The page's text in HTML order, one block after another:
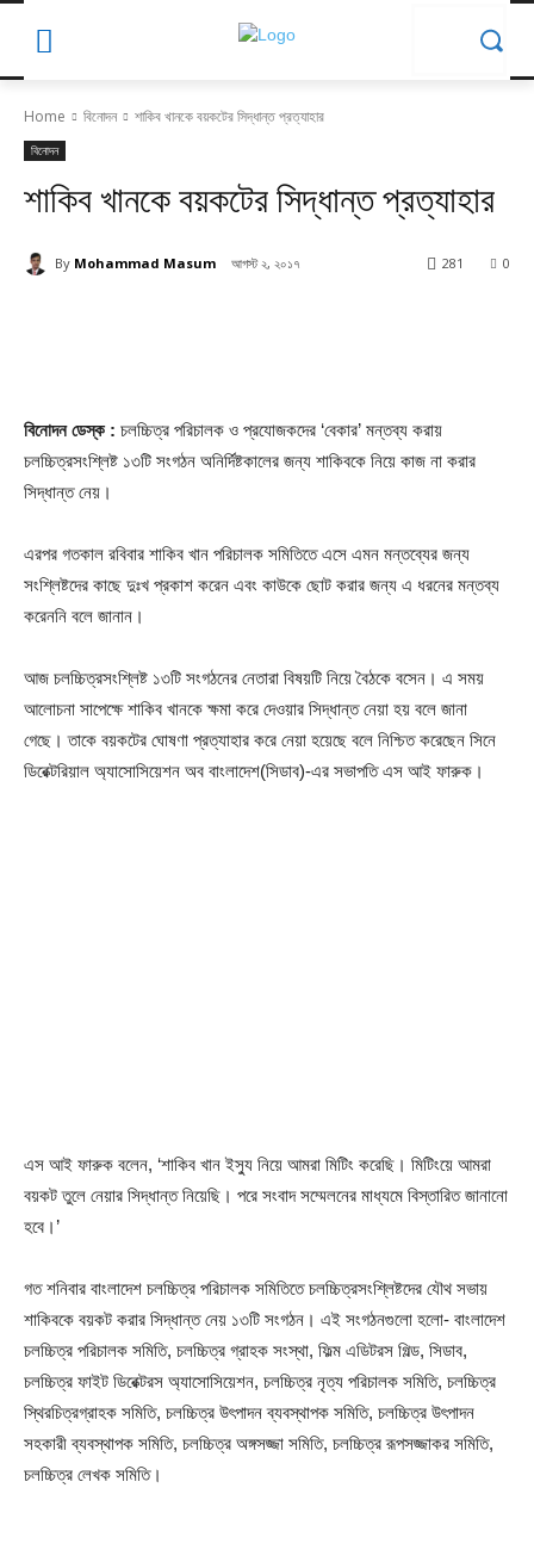
Home বিনোদন শাকিব খানকে বয়কটের সিদ্ধান্ত প্রত্যাহার
বিনোদন
শাকিব খানকে বয়কটের সিদ্ধান্ত প্রত্যাহার
By Mohammad Masum আগস্ট ২, ২০১৭ 0
281
বিনোদন ডেস্ক : চলচ্চিত্র পরিচালক ও প্রযোজকদের ‘বেকার’ মন্তব্য করায়
চলচ্চিত্রসংশ্লিষ্ট ১৩টি সংগঠন অনির্দিষ্টকালের জন্য শাকিবকে নিয়ে কাজ না করার
সিদ্ধান্ত নেয়।
এরপর গতকাল রবিবার শাকিব খান পরিচালক সমিতিতে এসে এমন মন্তব্যের জন্য
সংশ্লিষ্টদের কাছে দুঃখ প্রকাশ করেন এবং কাউকে ছোট করার জন্য এ ধরনের মন্তব্য
করেননি বলে জানান।
আজ চলচ্চিত্রসংশ্লিষ্ট ১৩টি সংগঠনের নেতারা বিষয়টি নিয়ে বৈঠকে বসেন। এ সময়
আলোচনা সাপেক্ষে শাকিব খানকে ক্ষমা করে দেওয়ার সিদ্ধান্ত নেয়া হয় বলে জানা
গেছে। তাকে বয়কটের ঘোষণা প্রত্যাহার করে নেয়া হয়েছে বলে নিশ্চিত করেছেন সিনে
ডিরেক্টরিয়াল অ্যাসোসিয়েশন অব বাংলাদেশ(সিডাব)-এর সভাপতি এস আই ফারুক।
এস আই ফারুক বলেন, ‘শাকিব খান ইস্যু নিয়ে আমরা মিটিং করেছি। মিটিংয়ে আমরা
বয়কট তুলে নেয়ার সিদ্ধান্ত নিয়েছি। পরে সংবাদ সম্মেলনের মাধ্যমে বিস্তারিত জানানো
হবে।’
গত শনিবার বাংলাদেশ চলচ্চিত্র পরিচালক সমিতিতে চলচ্চিত্রসংশ্লিষ্টদের যৌথ সভায়
শাকিবকে বয়কট করার সিদ্ধান্ত নেয় ১৩টি সংগঠন। এই সংগঠনগুলো হলো- বাংলাদেশ
চলচ্চিত্র পরিচালক সমিতি, চলচ্চিত্র গ্রাহক সংস্থা, ফিল্ম এডিটরস গিল্ড, সিডাব,
চলচ্চিত্র ফাইট ডিরেক্টরস অ্যাসোসিয়েশন, চলচ্চিত্র নৃত্য পরিচালক সমিতি, চলচ্চিত্র
স্থিরচিত্রগ্রাহক সমিতি, চলচ্চিত্র উৎপাদন ব্যবস্থাপক সমিতি, চলচ্চিত্র উৎপাদন
সহকারী ব্যবস্থাপক সমিতি, চলচ্চিত্র অঙ্গসজ্জা সমিতি, চলচ্চিত্র রূপসজ্জাকর সমিতি,
চলচ্চিত্র লেখক সমিতি।